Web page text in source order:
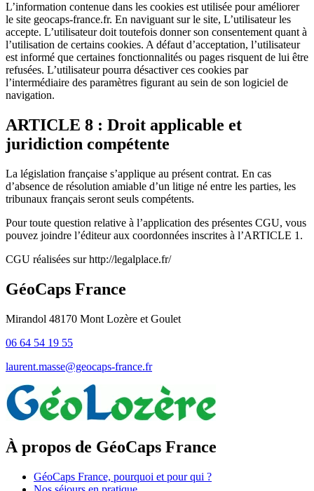
L’information contenue dans les cookies est utilisée pour améliorer
le site geocaps-france.fr. En naviguant sur le site, L’utilisateur les
accepte. L’utilisateur doit toutefois donner son consentement quant à
l’utilisation de certains cookies. A défaut d’acceptation, l’utilisateur
est informé que certaines fonctionnalités ou pages risquent de lui être
refusées. L’utilisateur pourra désactiver ces cookies par
l’intermédiaire des paramètres figurant au sein de son logiciel de
navigation.
ARTICLE 8 : Droit applicable et
juridiction compétente
La législation française s’applique au présent contrat. En cas
d’absence de résolution amiable d’un litige né entre les parties, les
tribunaux français seront seuls compétents.
Pour toute question relative à l’application des présentes CGU, vous
pouvez joindre l’éditeur aux coordonnées inscrites à l’ARTICLE 1.
CGU réalisées sur http://legalplace.fr/
GéoCaps France
Mirandol 48170 Mont Lozère et Goulet
06 64 54 19 55
laurent.masse@geocaps-france.fr
À propos de GéoCaps France
GéoCaps France, pourquoi et pour qui ?